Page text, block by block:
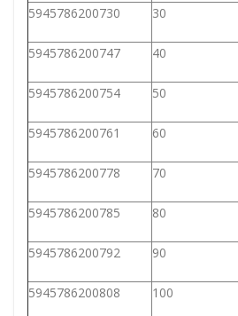
5945786200730 30
5945786200747 40
5945786200754 50
5945786200761 60
5945786200778 70
5945786200785 80
5945786200792 90
5945786200808 100